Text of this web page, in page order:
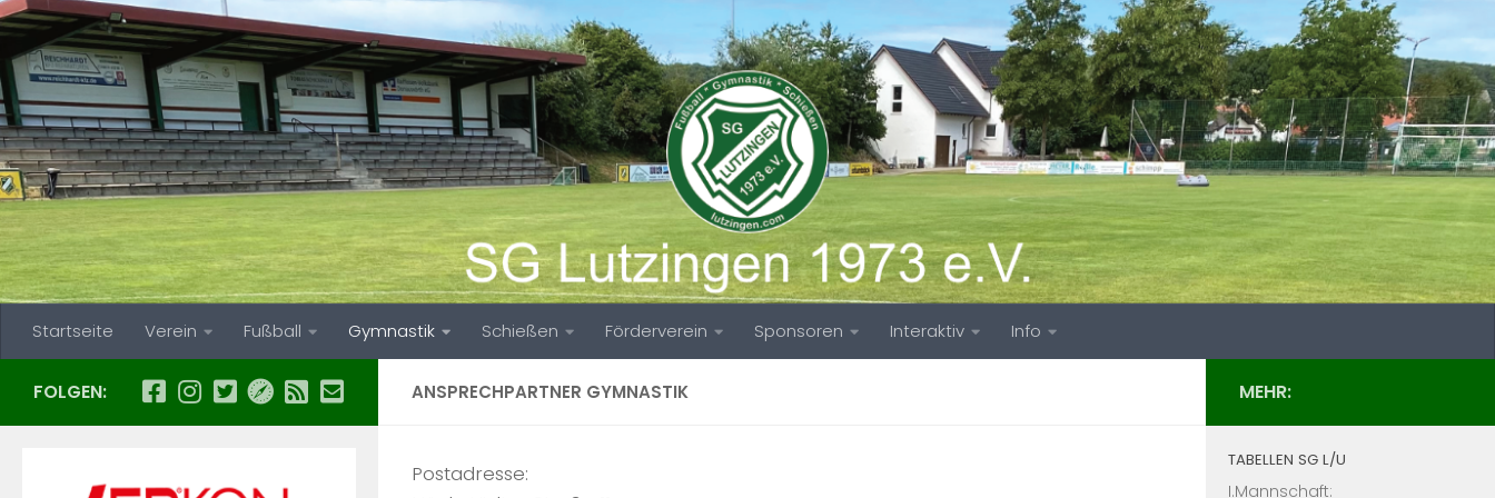
Zum Inhalt springen
Startseite Verein Fußball Gymnastik Schießen Förderverein Sponsoren Interaktiv Info
ANSPRECHPARTNER GYMNASTIK
Postadresse:
FOLGEN: MEHR:
TABELLEN SG L/U
I.Mannschaft: